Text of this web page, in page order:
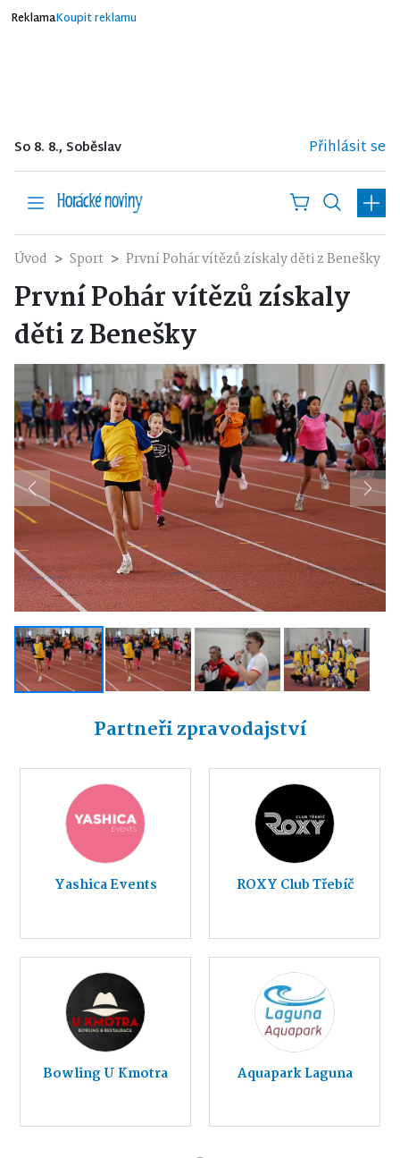
ReklamaKoupit reklamu
So 8. 8., Soběslav Přihlásit se
Úvod Sport První Pohár vítězů získaly děti z Benešky
První Pohár vítězů získaly
děti z Benešky
Previous Next
Partneři zpravodajství
Yashica Events ROXY Club Třebíč
Bowling U Kmotra Aquapark Laguna